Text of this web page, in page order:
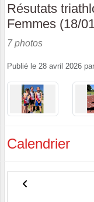
Résutats
Femmes (18/
7 photos
Publié le 28 avril 2026 par
Calendrier